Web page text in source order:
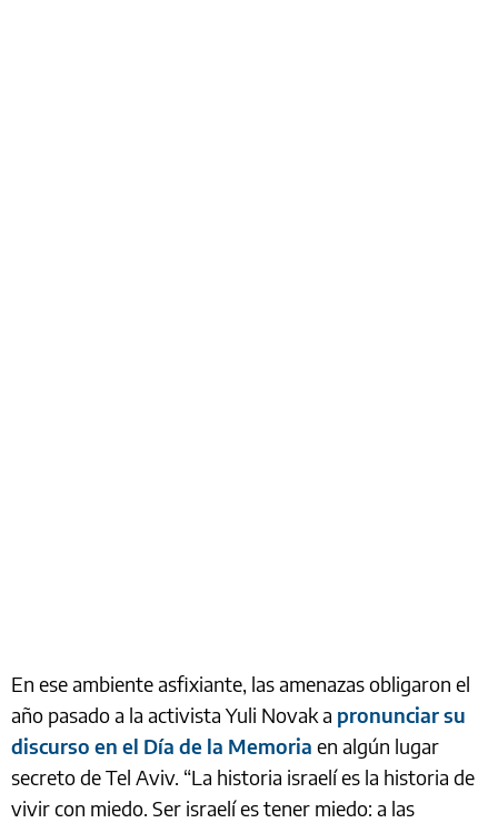
En ese ambiente asfixiante, las amenazas obligaron el
año pasado a la activista Yuli Novak a pronunciar su
discurso en el Día de la Memoria en algún lugar
secreto de Tel Aviv. “La historia israelí es la historia de
vivir con miedo. Ser israelí es tener miedo: a las